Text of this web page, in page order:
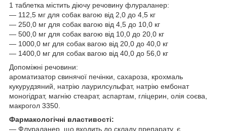
1 таблетка містить діючу речовину флураланер:
— 112,5 мг для собак вагою від 2,0 до 4,5 кг
— 250,0 мг для собак вагою від 4,5 до 10,0 кг
— 500,0 мг для собак вагою від 10,0 до 20,0 кг
— 1000,0 мг для собак вагою від 20,0 до 40,0 кг
— 1400,0 мг для собак вагою від 40,0 до 56,0 кг
Допоміжні речовини:
ароматизатор свинячої печінки, сахароза, крохмаль
кукурудзяний, натрію лаурилсульфат, натрію ембонат
моногідрат, магнію стеарат, аспартам, гліцерин, олія соєва,
макрогол 3350.
Фармакологічні властивості:
— Флураланер, що входить до складу препарату, є